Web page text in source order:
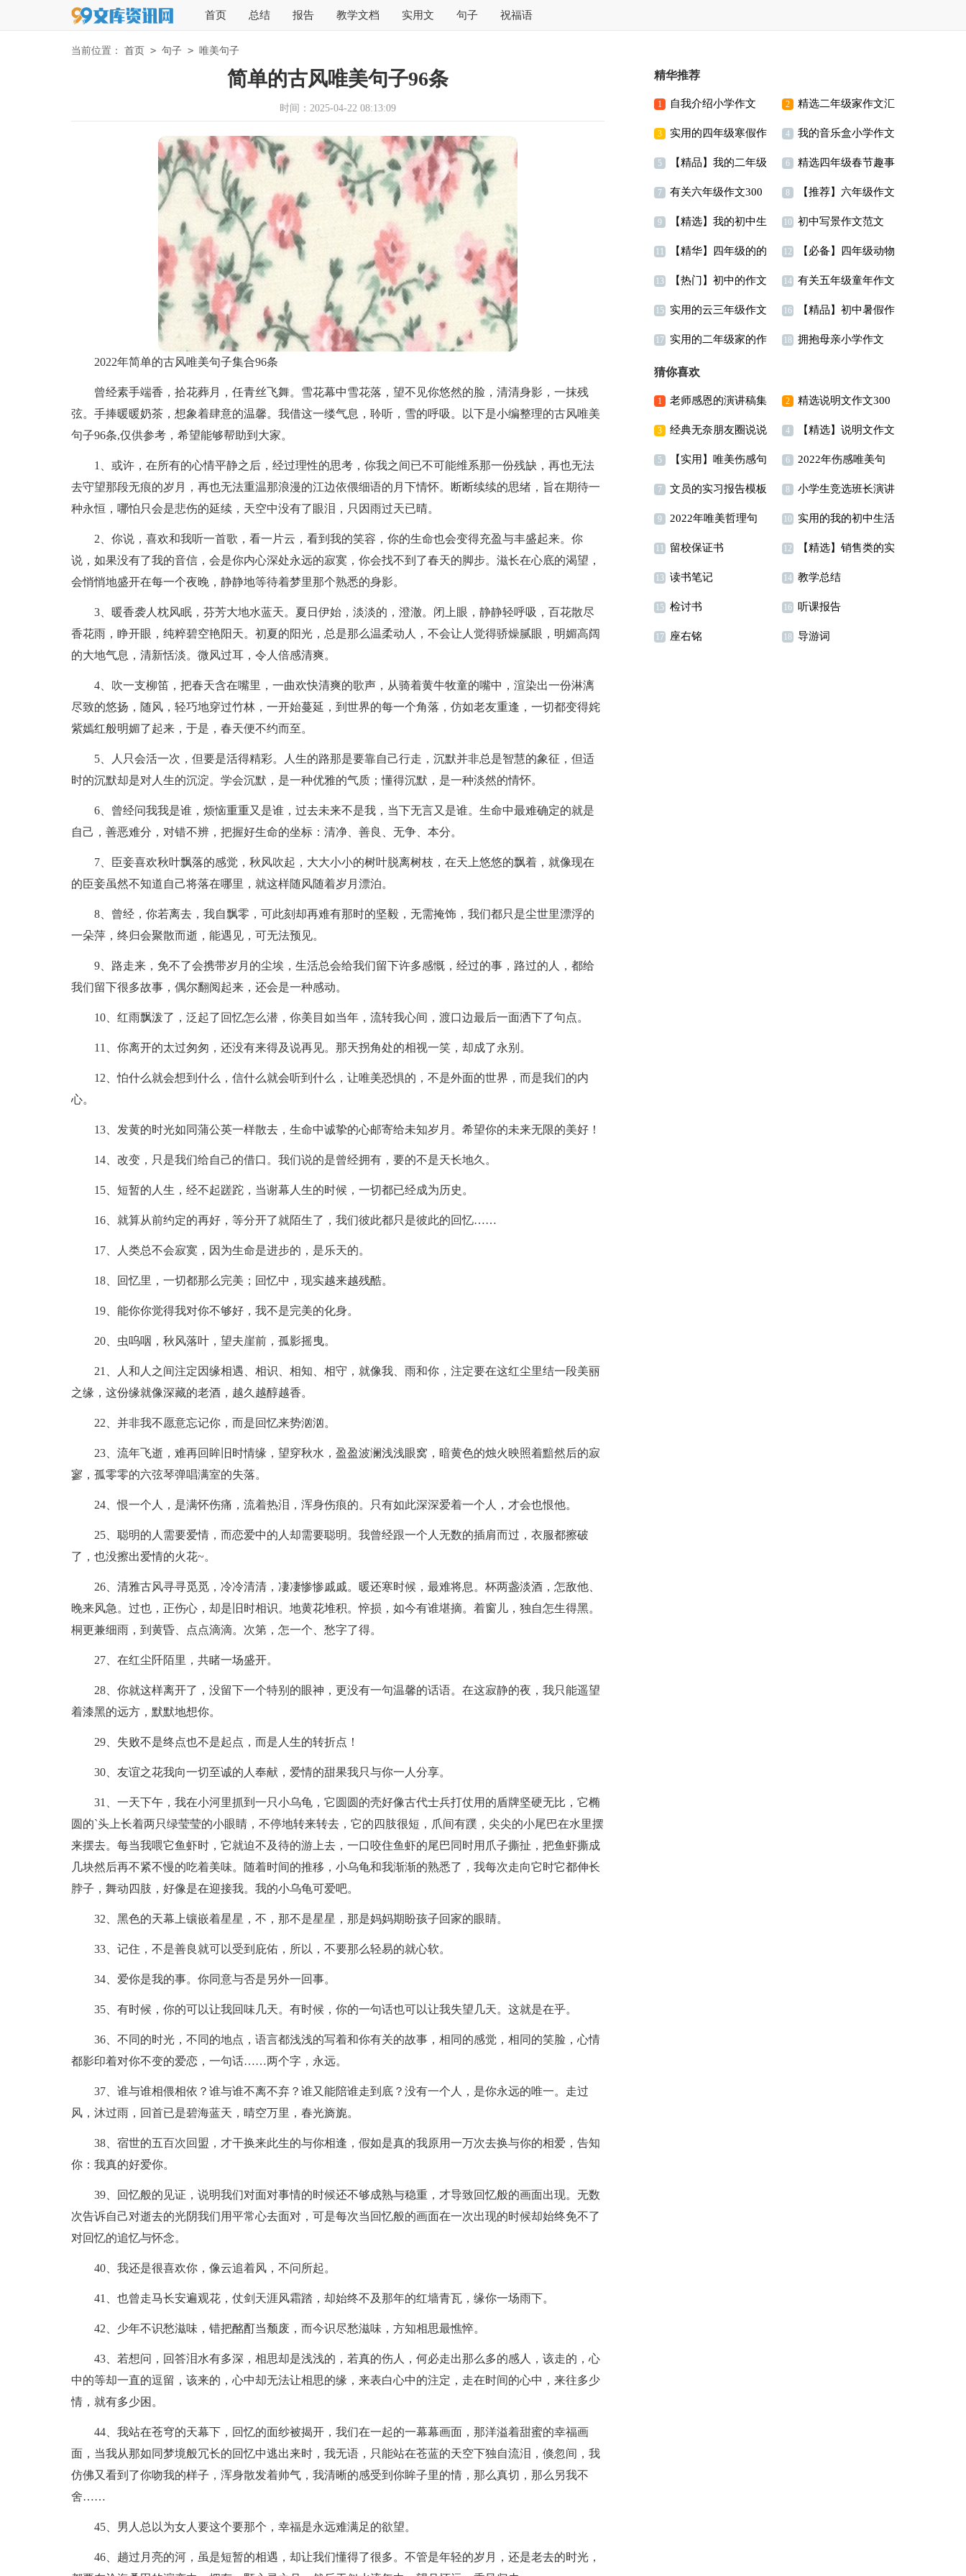
首页 总结 报告 教学文档 实用文 句子 祝福语
当前位置： 首页 > 句子 > 唯美句子
简单的古风唯美句子96条
时间：2025-04-22 08:13:09
2022年简单的古风唯美句子集合96条
曾经素手端香，拾花葬月，任青丝飞舞。雪花幕中雪花落，望不见你悠然的脸，清清身影，一抹残
弦。手捧暖暖奶茶，想象着肆意的温馨。我借这一缕气息，聆听，雪的呼吸。以下是小编整理的古风唯美
句子96条,仅供参考，希望能够帮助到大家。
1、或许，在所有的心情平静之后，经过理性的思考，你我之间已不可能维系那一份残缺，再也无法
去守望那段无痕的岁月，再也无法重温那浪漫的江边依偎细语的月下情怀。断断续续的思绪，旨在期待一
种永恒，哪怕只会是悲伤的延续，天空中没有了眼泪，只因雨过天已晴。
2、你说，喜欢和我听一首歌，看一片云，看到我的笑容，你的生命也会变得充盈与丰盛起来。你
说，如果没有了我的音信，会是你内心深处永远的寂寞，你会找不到了春天的脚步。滋长在心底的渴望，
会悄悄地盛开在每一个夜晚，静静地等待着梦里那个熟悉的身影。
3、暖香袭人枕风眠，芬芳大地水蓝天。夏日伊始，淡淡的，澄澈。闭上眼，静静轻呼吸，百花散尽
香花雨，睁开眼，纯粹碧空艳阳天。初夏的阳光，总是那么温柔动人，不会让人觉得骄燥腻眼，明媚高阔
的大地气息，清新恬淡。微风过耳，令人倍感清爽。
4、吹一支柳笛，把春天含在嘴里，一曲欢快清爽的歌声，从骑着黄牛牧童的嘴中，渲染出一份淋漓
尽致的悠扬，随风，轻巧地穿过竹林，一开始蔓延，到世界的每一个角落，仿如老友重逢，一切都变得姹
紫嫣红般明媚了起来，于是，春天便不约而至。
5、人只会活一次，但要是活得精彩。人生的路那是要靠自己行走，沉默并非总是智慧的象征，但适
时的沉默却是对人生的沉淀。学会沉默，是一种优雅的气质；懂得沉默，是一种淡然的情怀。
6、曾经问我我是谁，烦恼重重又是谁，过去未来不是我，当下无言又是谁。生命中最难确定的就是
自己，善恶难分，对错不辨，把握好生命的坐标：清净、善良、无争、本分。
7、臣妾喜欢秋叶飘落的感觉，秋风吹起，大大小小的树叶脱离树枝，在天上悠悠的飘着，就像现在
的臣妾虽然不知道自己将落在哪里，就这样随风随着岁月漂泊。
8、曾经，你若离去，我自飘零，可此刻却再难有那时的坚毅，无需掩饰，我们都只是尘世里漂浮的
一朵萍，终归会聚散而逝，能遇见，可无法预见。
9、路走来，免不了会携带岁月的尘埃，生活总会给我们留下许多感慨，经过的事，路过的人，都给
我们留下很多故事，偶尔翻阅起来，还会是一种感动。
10、红雨飘泼了，泛起了回忆怎么潜，你美目如当年，流转我心间，渡口边最后一面洒下了句点。
11、你离开的太过匆匆，还没有来得及说再见。那天拐角处的相视一笑，却成了永别。
12、怕什么就会想到什么，信什么就会听到什么，让唯美恐惧的，不是外面的世界，而是我们的内
心。
13、发黄的时光如同蒲公英一样散去，生命中诚挚的心邮寄给未知岁月。希望你的未来无限的美好！
14、改变，只是我们给自己的借口。我们说的是曾经拥有，要的不是天长地久。
15、短暂的人生，经不起蹉跎，当谢幕人生的时候，一切都已经成为历史。
16、就算从前约定的再好，等分开了就陌生了，我们彼此都只是彼此的回忆……
17、人类总不会寂寞，因为生命是进步的，是乐天的。
18、回忆里，一切都那么完美；回忆中，现实越来越残酷。
19、能你你觉得我对你不够好，我不是完美的化身。
20、虫呜咽，秋风落叶，望夫崖前，孤影摇曳。
21、人和人之间注定因缘相遇、相识、相知、相守，就像我、雨和你，注定要在这红尘里结一段美丽
之缘，这份缘就像深藏的老酒，越久越醇越香。
22、并非我不愿意忘记你，而是回忆来势汹汹。
23、流年飞逝，难再回眸旧时情缘，望穿秋水，盈盈波澜浅浅眼窝，暗黄色的烛火映照着黯然后的寂
寥，孤零零的六弦琴弹唱满室的失落。
24、恨一个人，是满怀伤痛，流着热泪，浑身伤痕的。只有如此深深爱着一个人，才会也恨他。
25、聪明的人需要爱情，而恋爱中的人却需要聪明。我曾经跟一个人无数的插肩而过，衣服都擦破
了，也没擦出爱情的火花~。
26、清雅古风寻寻觅觅，冷冷清清，凄凄惨惨戚戚。暖还寒时候，最难将息。杯两盏淡酒，怎敌他、
晚来风急。过也，正伤心，却是旧时相识。地黄花堆积。悴损，如今有谁堪摘。着窗儿，独自怎生得黑。
桐更兼细雨，到黄昏、点点滴滴。次第，怎一个、愁字了得。
27、在红尘阡陌里，共睹一场盛开。
28、你就这样离开了，没留下一个特别的眼神，更没有一句温馨的话语。在这寂静的夜，我只能遥望
着漆黑的远方，默默地想你。
29、失败不是终点也不是起点，而是人生的转折点！
30、友谊之花我向一切至诚的人奉献，爱情的甜果我只与你一人分享。
31、一天下午，我在小河里抓到一只小乌龟，它圆圆的壳好像古代士兵打仗用的盾牌坚硬无比，它椭
圆的`头上长着两只绿莹莹的小眼睛，不停地转来转去，它的四肢很短，爪间有蹼，尖尖的小尾巴在水里摆
来摆去。每当我喂它鱼虾时，它就迫不及待的游上去，一口咬住鱼虾的尾巴同时用爪子撕扯，把鱼虾撕成
几块然后再不紧不慢的吃着美味。随着时间的推移，小乌龟和我渐渐的熟悉了，我每次走向它时它都伸长
脖子，舞动四肢，好像是在迎接我。我的小乌龟可爱吧。
32、黑色的天幕上镶嵌着星星，不，那不是星星，那是妈妈期盼孩子回家的眼睛。
33、记住，不是善良就可以受到庇佑，所以，不要那么轻易的就心软。
34、爱你是我的事。你同意与否是另外一回事。
35、有时候，你的可以让我回味几天。有时候，你的一句话也可以让我失望几天。这就是在乎。
36、不同的时光，不同的地点，语言都浅浅的写着和你有关的故事，相同的感觉，相同的笑脸，心情
都影印着对你不变的爱恋，一句话……两个字，永远。
37、谁与谁相偎相依？谁与谁不离不弃？谁又能陪谁走到底？没有一个人，是你永远的唯一。走过
风，沐过雨，回首已是碧海蓝天，晴空万里，春光旖旎。
38、宿世的五百次回盟，才干换来此生的与你相逢，假如是真的我原用一万次去换与你的相爱，告知
你：我真的好爱你。
39、回忆般的见证，说明我们对面对事情的时候还不够成熟与稳重，才导致回忆般的画面出现。无数
次告诉自己对逝去的光阴我们用平常心去面对，可是每次当回忆般的画面在一次出现的时候却始终免不了
对回忆的追忆与怀念。
40、我还是很喜欢你，像云追着风，不问所起。
41、也曾走马长安遍观花，仗剑天涯风霜踏，却始终不及那年的红墙青瓦，缘你一场雨下。
42、少年不识愁滋味，错把酩酊当颓废，而今识尽愁滋味，方知相思最憔悴。
43、若想问，回答泪水有多深，相思却是浅浅的，若真的伤人，何必走出那么多的感人，该走的，心
中的等却一直的逗留，该来的，心中却无法让相思的缘，来表白心中的注定，走在时间的心中，来往多少
情，就有多少困。
44、我站在苍穹的天幕下，回忆的面纱被揭开，我们在一起的一幕幕画面，那洋溢着甜蜜的幸福画
面，当我从那如同梦境般冗长的回忆中逃出来时，我无语，只能站在苍蓝的天空下独自流泪，倏忽间，我
仿佛又看到了你吻我的样子，浑身散发着帅气，我清晰的感受到你眸子里的情，那么真切，那么另我不
舍……
45、男人总以为女人要这个要那个，幸福是永远难满足的欲望。
46、趟过月亮的河，虽是短暂的相遇，却让我们懂得了很多。不管是年轻的岁月，还是老去的时光，
精华推荐
1 自我介绍小学作文
15篇
2 精选二年级家作文汇
编八篇
3 实用的四年级寒假作
文四篇
4 我的音乐盒小学作文
5 【精品】我的二年级
作文300字集合九篇
6 精选四年级春节趣事
作文合集10篇
7 有关六年级作文300
字集锦9篇
8 【推荐】六年级作文
集合7篇
9 【精选】我的初中生
活作文汇总六篇
10 初中写景作文范文
11 【精华】四年级的的
暑假作文四篇
12 【必备】四年级动物
作文汇总五篇
13 【热门】初中的作文
300字合集十篇
14 有关五年级童年作文
合集8篇
15 实用的云三年级作文
300字合集五篇
16 【精品】初中暑假作
文汇总9篇
17 实用的二年级家的作
文合集6篇
18 拥抱母亲小学作文
猜你喜欢
1 老师感恩的演讲稿集
合八篇
2 精选说明文作文300
字集锦7篇
3 经典无奈朋友圈说说
句子100句精选
4 【精选】说明文作文
合集五篇
5 【实用】唯美伤感句
子汇总59条
6 2022年伤感唯美句
子汇编65句
7 文员的实习报告模板
锦集5篇
8 小学生竞选班长演讲
稿15篇
9 2022年唯美哲理句
子摘录75句
10 实用的我的初中生活
作文汇总七篇
11 留校保证书 12 【精选】销售类的实
习报告锦集五篇
13 读书笔记 14 教学总结
15 检讨书 16 听课报告
17 座右铭 18 导游词